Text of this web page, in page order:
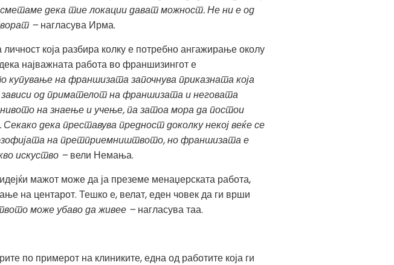
дека тие локации дават можност. Не ни е од
– нагласува Ирма.
која разбира колку е потребно ангажирање околу
најважната работа во франшизингот е
купување на франшизата започнува приказната која
од примателот на франшизата и неговата
на знаење и учење, па затоа мора да постои
дека преставува предност доколку некој веќе се
на претприемништвото, но франшизата е
искуство – вели Немања.
мажот може да ја преземе менаџерската работа,
на центарот. Тешко е, велат, еден човек да ги врши
може убаво да живее – нагласува таа.
по примерот на клиниките, една од работите која ги